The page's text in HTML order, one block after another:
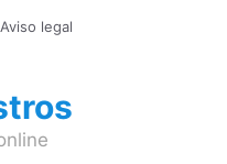
Aviso legal